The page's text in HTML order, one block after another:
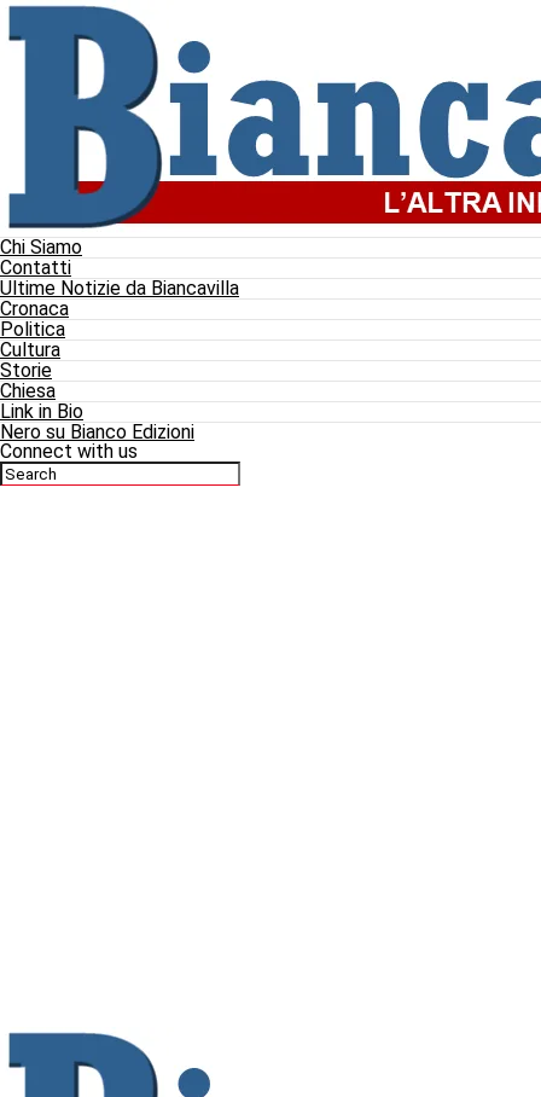
Chi Siamo
Contatti
Ultime Notizie da Biancavilla
Cronaca
Politica
Cultura
Storie
Chiesa
Link in Bio
Nero su Bianco Edizioni
Connect with us